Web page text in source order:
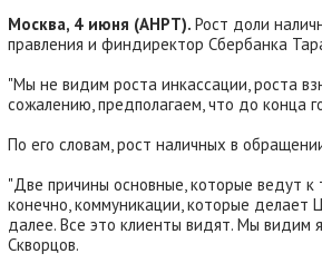
Москва, 4 июня (АНРТ). Рост доли
правления и финдиректор Сбербанка
"Мы не видим роста инкассации, роста
сожалению, предполагаем, что до конца
По его словам, рост наличных в
"Две причины основные, которые ведут к
конечно, коммуникации, которые делает
далее. Все это клиенты видят. Мы видим
Скворцов.